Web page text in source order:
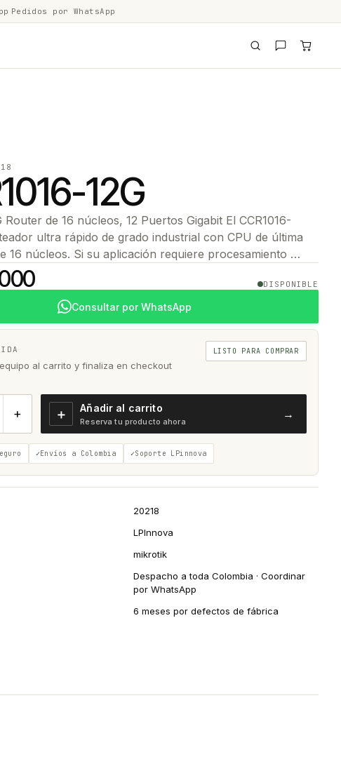
Pedidos por WhatsApp
12G
Router de 16 núcleos, 12 Puertos Gigabit El CCR1016-
ultra rápido de grado industrial con CPU de última
16 núcleos. Si su aplicación requiere procesamiento …
DISPONIBLE
Consultar por WhatsApp
al carrito y finaliza en checkout
LISTO PARA COMPRAR
+ ＋ Añadir al carrito
Reserva tu producto ahora
→
Envíos a Colombia Soporte LPinnova
20218
LPInnova
mikrotik
Despacho a toda Colombia · Coordinar
por WhatsApp
6 meses por defectos de fábrica